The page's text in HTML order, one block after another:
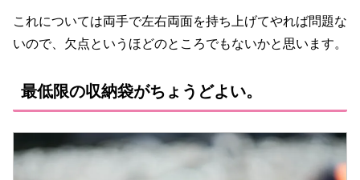
これについては両手で左右両面を持ち上げてやれば問題な
いので、欠点というほどのところでもないかと思います。
最低限の収納袋がちょうどよい。